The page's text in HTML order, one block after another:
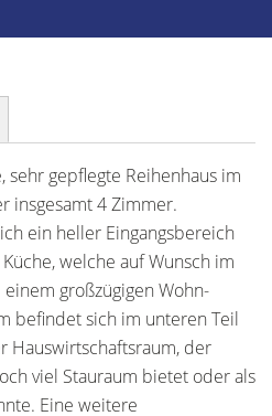
sehr gepflegte Reihenhaus im
insgesamt 4 Zimmer.
ein heller Eingangsbereich
welche auf Wunsch im
großzügigen Wohn-
befindet sich im unteren Teil
Hauswirtschaftsraum, der
viel Stauraum bietet oder als
Eine weitere